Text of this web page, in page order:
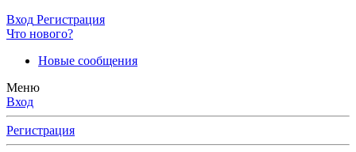
Вход Регистрация
Что нового?
Новые сообщения
Меню
Вход
Регистрация